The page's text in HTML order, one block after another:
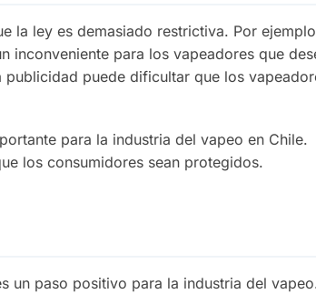
la ley es demasiado restrictiva. Por
inconveniente para los vapeadores que
puede dificultar que los
para la industria del vapeo en Chile.
los consumidores sean protegidos.
un paso positivo para la industria del